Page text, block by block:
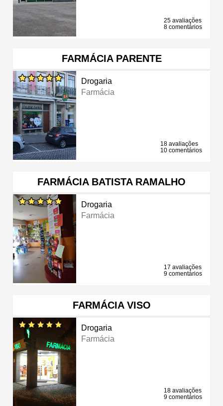
25 avaliações
8 comentários
FARMÁCIA PARENTE
Drogaria
Farmácia
18 avaliações
10 comentários
FARMÁCIA BATISTA RAMALHO
Drogaria
Farmácia
17 avaliações
9 comentários
FARMÁCIA VISO
Drogaria
Farmácia
18 avaliações
9 comentários